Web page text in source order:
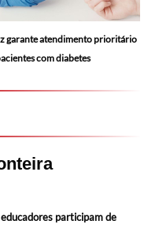
garante atendimento prioritário
com diabetes
participam de